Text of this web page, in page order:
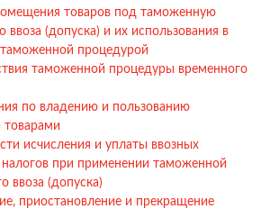
товаров под таможенную
ввоза (допуска) и их использования в
таможенной процедурой
таможенной процедуры временного
по владению и пользованию
товарами
исчисления и уплаты ввозных
при применении таможенной
ввоза (допуска)
приостановление и прекращение